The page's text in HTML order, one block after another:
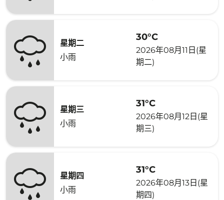
星期二
小雨
30°C
2026年08月11日(星
期二)
星期三
小雨
31°C
2026年08月12日(星
期三)
星期四
小雨
31°C
2026年08月13日(星
期四)